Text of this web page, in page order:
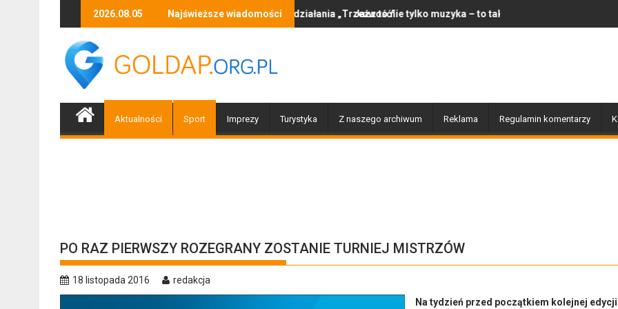
2026.08.05 Najświeższe wiadomości
Piłeś? Nie jedź! Kolejne policyjne działania „Trzeźwość”Jazz to nie tylko muzyka – to także historia, pasja i ludzie, którzy ją tworzą
Awanturowała się podczas
Aktualności Sport Imprezy Turystyka Z naszego archiwum Reklama Regulamin komentarzy
PO RAZ PIERWSZY ROZEGRANY ZOSTANIE TURNIEJ MISTRZÓW
18 listopada 2016
redakcja
Na tydzień przed początkiem kolejnej edycji